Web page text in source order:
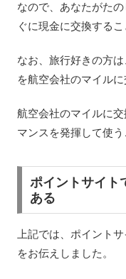
なので、あなたがた
ぐに現金に交換するこ
なお、旅行好きの方
を航空会社のマイル
航空会社のマイルに
マンスを発揮して使
ポイントサイト
ある
上記では、ポイント
をお伝えしました。